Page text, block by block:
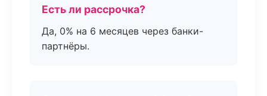
Есть ли рассрочка?
Да, 0% на 6 месяцев через банки-
партнёры.